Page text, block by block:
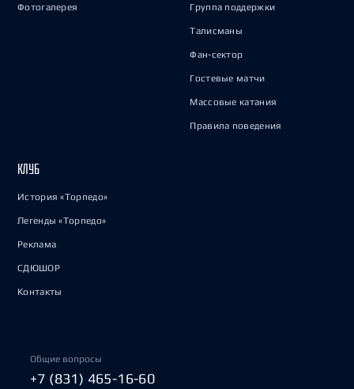
Фотогалерея Группа поддержки
Талисманы
Фан-сектор
Гостевые матчи
Массовые катания
Правила поведения
КЛУБ
История «Торпедо»
Легенды «Торпедо»
Реклама
СДЮШОР
Контакты
Общие вопросы
+7 (831) 465-16-60